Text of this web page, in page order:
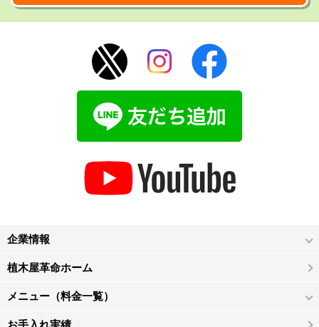
企業情報
植木屋革命ホーム
メニュー（料金一覧）